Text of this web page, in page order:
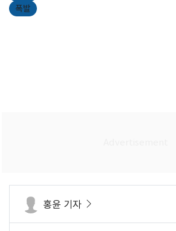
폭발
홍윤 기자